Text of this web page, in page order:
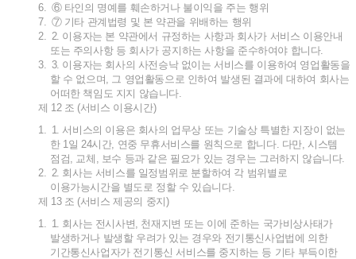
6.
⑥ 타인의 명예를 훼손하거나 불이익을 주는 행위
7.
⑦ 기타 관계법령 및 본 약관을 위배하는 행위
2.
2. 이용자는 본 약관에서 규정하는 사항과 회사가 서비스 이용안내
또는 주의사항 등 회사가 공지하는 사항을 준수하여야 합니다.
3.
3. 이용자는 회사의 사전승낙 없이는 서비스를 이용하여 영업활동을
할 수 없으며 그 영업활동으로 인하여 발생된 결과에 대하여 회사는
어떠한 책임도 지지 않습니다
제 12 조 (서비스 이용시간)
1.
1. 서비스의 이용은 회사의 업무상 또는 기술상 특별한 지장이 없는
한1 일 24시간, 연중 무휴서비스를 원칙으로 합니다. 다만, 시스템
점검
교체 보수 등과 같은 필요가 있는 경우는 그러하지 않습니다.
2.
2. 회사는 서비스를 일정범위로 분할하여 각 범위별로
이용가능시간을 별도로 정할 수 있습니다.
제 13 조 (서비스 제공의 중지)
1.
1. 회사는 전시사변 천재지변 또는 이에 준하는 국가비상사태가
발생하거나 발생할 우려가 있는 경우와 전기통신사업법에 의한
기간통신사업자가 전기통신 서비스를 중지하는 등 기타 부득이한